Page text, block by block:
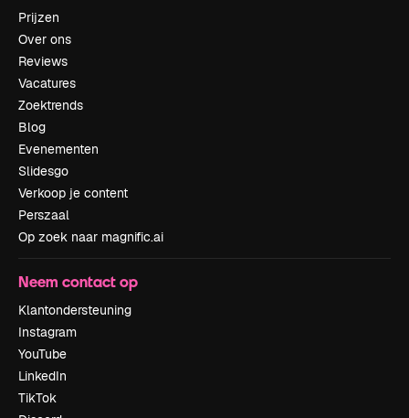
Prijzen
Over ons
Reviews
Vacatures
Zoektrends
Blog
Evenementen
Slidesgo
Verkoop je content
Perszaal
Op zoek naar magnific.ai
Neem contact op
Klantondersteuning
Instagram
YouTube
LinkedIn
TikTok